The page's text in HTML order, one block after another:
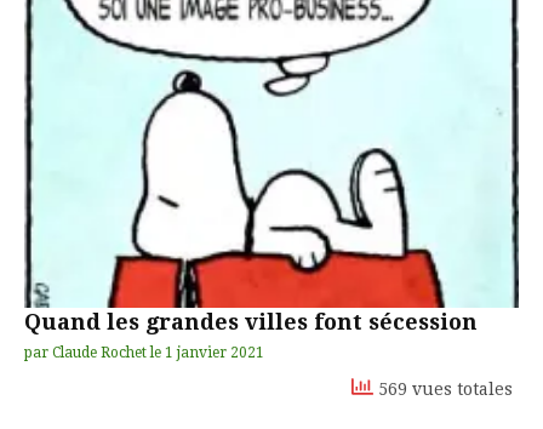
Quand les grandes villes font sécession
par Claude Rochet le 1 janvier 2021
569 vues totales